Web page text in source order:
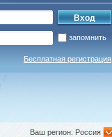
запомнить
Бесплатная регистрация
Ваш регион: Россия